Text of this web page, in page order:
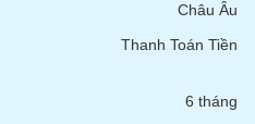
Châu Âu
Thanh Toán Tiền
6 tháng